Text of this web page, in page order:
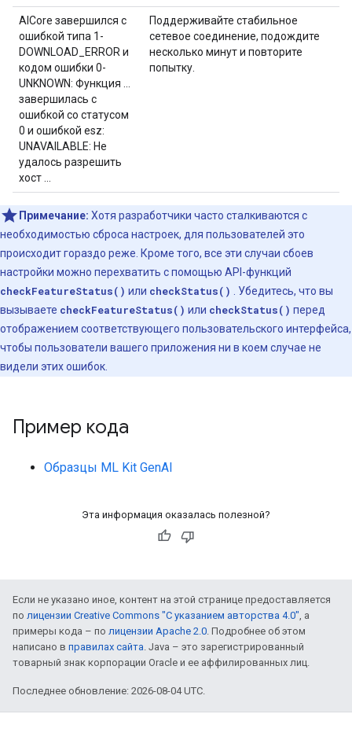
AICore завершился с
ошибкой типа 1-
DOWNLOAD_ERROR и
кодом ошибки 0-
UNKNOWN: Функция ...
завершилась с
ошибкой со статусом
0 и ошибкой esz:
UNAVAILABLE: Не
удалось разрешить
хост ...
Поддерживайте стабильное
сетевое соединение, подождите
несколько минут и повторите
попытку.
Примечание: Хотя разработчики часто сталкиваются с
необходимостью сброса настроек, для пользователей это
происходит гораздо реже. Кроме того, все эти случаи сбоев
настройки можно перехватить с помощью API-функций
checkFeatureStatus() или checkStatus()
. Убедитесь, что вы
вызываете checkFeatureStatus() или checkStatus() перед
отображением соответствующего пользовательского интерфейса,
чтобы пользователи вашего приложения ни в коем случае не
видели этих ошибок.
Пример кода
Образцы ML Kit GenAI
Эта информация оказалась полезной?
Если не указано иное, контент на этой странице предоставляется
по лицензии Creative Commons "С указанием авторства 4.0", а
примеры кода – по лицензии Apache 2.0. Подробнее об этом
написано в правилах сайта. Java – это зарегистрированный
товарный знак корпорации Oracle и ее аффилированных лиц.
Последнее обновление: 2026-08-04 UTC.